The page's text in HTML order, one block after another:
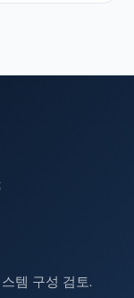
템 구성 검토.